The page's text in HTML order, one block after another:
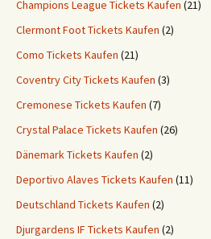
Champions League Tickets Kaufen (21)
Clermont Foot Tickets Kaufen (2)
Como Tickets Kaufen (21)
Coventry City Tickets Kaufen (3)
Cremonese Tickets Kaufen (7)
Crystal Palace Tickets Kaufen (26)
Dänemark Tickets Kaufen (2)
Deportivo Alaves Tickets Kaufen (11)
Deutschland Tickets Kaufen (2)
Djurgardens IF Tickets Kaufen (2)